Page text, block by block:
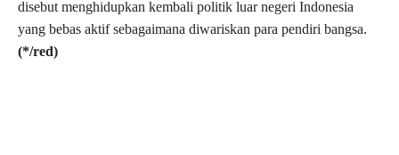
disebut menghidupkan kembali politik luar negeri Indonesia
yang bebas aktif sebagaimana diwariskan para pendiri bangsa.
(*/red)